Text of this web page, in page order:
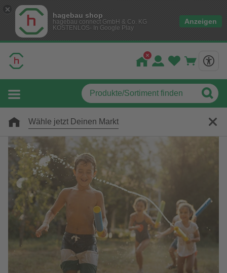
hagebau shop
hagebau connect GmbH & Co. KG
KOSTENLOS- In Google Play
Anzeigen
Wähle jetzt Deinen Markt